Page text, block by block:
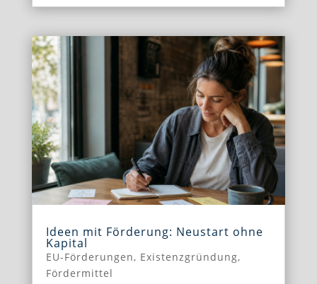
Ideen mit Förderung: Neustart ohne
Kapital
EU-Förderungen, Existenzgründung,
Fördermittel